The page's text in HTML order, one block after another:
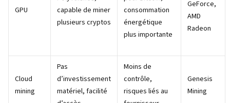
GPU
capable de miner
plusieurs cryptos
consommation
énergétique
plus importante
GeForce,
AMD
Radeon
Cloud
mining
Pas
d’investissement
matériel, facilité
Moins de
contrôle,
risques liés au
Genesis
Mining